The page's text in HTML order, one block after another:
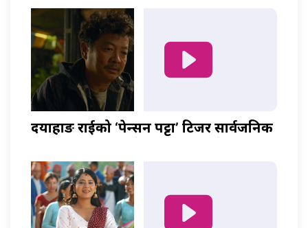
दयाहाङ राईको ‘पेन्सन पट्टा’ टिजर सार्वजनिक